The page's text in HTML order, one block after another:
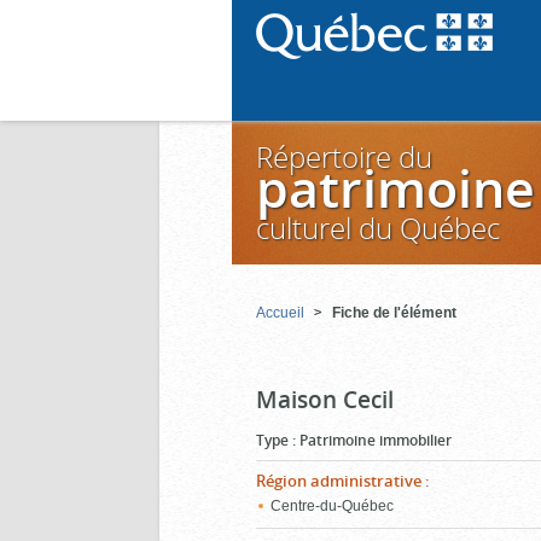
Répertoire du
patrimoine
culturel du Québec
Accueil Fiche de l'élément
Maison Cecil
Type : Patrimoine immobilier
Région administrative :
Centre-du-Québec